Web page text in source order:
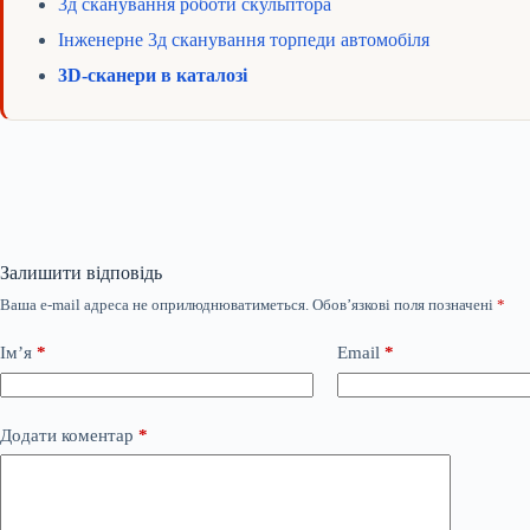
3д сканування роботи скульптора
Інженерне 3д сканування торпеди автомобіля
3D-сканери в каталозі
Залишити відповідь
Ваша e-mail адреса не оприлюднюватиметься. Обов’язкові поля позначені *
Ім’я * Email *
Додати коментар *